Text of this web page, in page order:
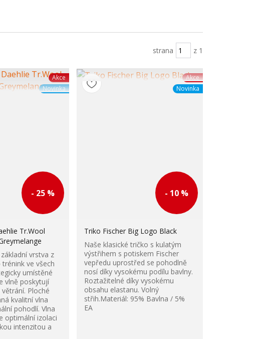
strana z 1
Akce
Novinka
- 25 %
Tr.Wool
vrstva z
ve všech
umístěné
vlně poskytují
Ploché
kvalitní vlna
pohodlí. Vlna
optimální izolaci
intenzitou a
Akce
Novinka
- 10 %
Triko Fischer Big Logo Black
Naše klasické tričko s kulatým
výstřihem s potiskem Fischer
vepředu uprostřed se pohodlně
nosí díky vysokému podílu bavlny.
Roztažitelné díky vysokému
obsahu elastanu. Volný
střih.Materiál: 95% Bavlna / 5%
EA